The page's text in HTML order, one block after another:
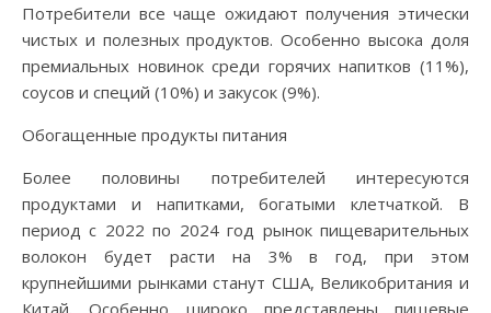
Потребители все чаще ожидают получения этически
чистых и полезных продуктов. Особенно высока доля
премиальных новинок среди горячих напитков (11%),
соусов и специй (10%) и закусок (9%).
Обогащенные продукты питания
Более половины потребителей интересуются
продуктами и напитками, богатыми клетчаткой. В
период с 2022 по 2024 год рынок пищеварительных
волокон будет расти на 3% в год, при этом
крупнейшими рынками станут США, Великобритания и
Китай. Особенно широко представлены пищевые